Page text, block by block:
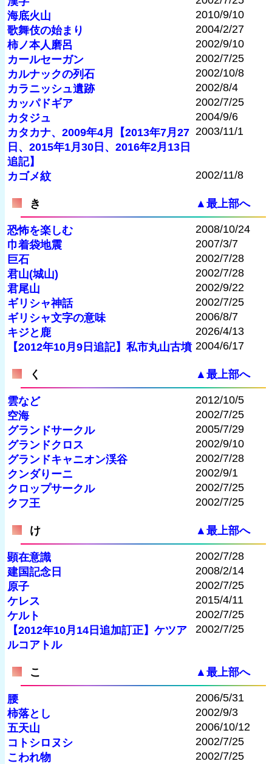
海底火山
2010/9/10
歌舞伎の始まり
2004/2/27
柿ノ本人磨呂
2002/9/10
カールセーガン
2002/7/25
カルナックの列石
2002/10/8
カラニッシュ遺跡
2002/8/4
カッパドギア
2002/7/25
カタジュ
2004/9/6
カタカナ、2009年4月【2013年7月27
日、2015年1月30日、2016年2月13日
追記】
2003/11/1
カゴメ紋 2002/11/8
き ▲最上部へ
恐怖を楽しむ
2008/10/24
巾着袋地震
2007/3/7
巨石
2002/7/28
君山(城山)
2002/7/28
君尾山
2002/9/22
ギリシャ神話
2002/7/25
ギリシャ文字の意味
2006/8/7
キジと鹿
2026/4/13
【2012年10月9日追記】私市丸山古墳 2004/6/17
く ▲最上部へ
雲など
2012/10/5
空海
2002/7/25
グランドサークル
2005/7/29
グランドクロス
2002/9/10
グランドキャニオン渓谷
2002/7/28
クンダりーニ
2002/9/1
クロップサークル
2002/7/25
クフ王
2002/7/25
け ▲最上部へ
顕在意識
2002/7/28
建国記念日
2008/2/14
原子
2002/7/25
ケレス
2015/4/11
ケルト
2002/7/25
【2012年10月14日追加訂正】ケツア
ルコアトル
2002/7/25
こ ▲最上部へ
腰
2006/5/31
柿落とし
2002/9/3
五天山
2006/10/12
コトシロヌシ
2002/7/25
こわれ物
2002/7/25